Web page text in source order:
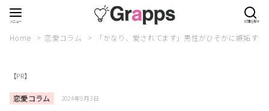
Home 恋愛コラム 「かなり、愛されてます」男性がひそかに嫉妬する
【PR】
恋愛コラム 2024年9月3日